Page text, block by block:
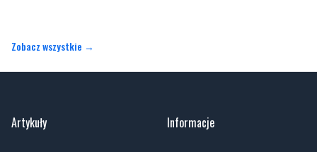
Zobacz wszystkie →
Artykuły Informacje